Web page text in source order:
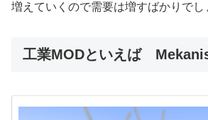
増えていくので需要は増すばかりでし
工業MODといえば